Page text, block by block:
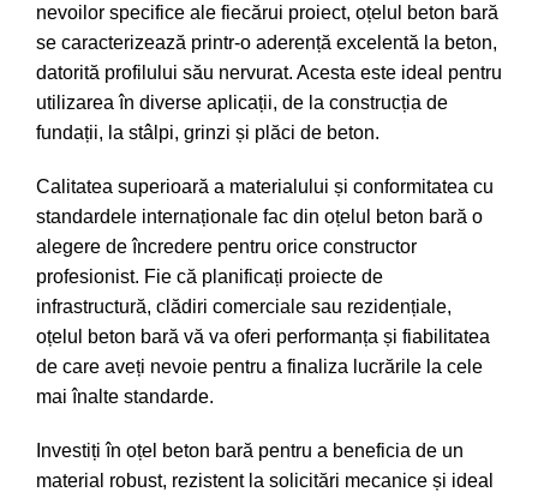
nevoilor specifice ale fiecărui proiect, oțelul beton bară
se caracterizează printr-o aderență excelentă la beton,
datorită profilului său nervurat. Acesta este ideal pentru
utilizarea în diverse aplicații, de la construcția de
fundații, la stâlpi, grinzi și plăci de beton.
Calitatea superioară a materialului și conformitatea cu
standardele internaționale fac din oțelul beton bară o
alegere de încredere pentru orice constructor
profesionist. Fie că planificați proiecte de
infrastructură, clădiri comerciale sau rezidențiale,
oțelul beton bară vă va oferi performanța și fiabilitatea
de care aveți nevoie pentru a finaliza lucrările la cele
mai înalte standarde.
Investiți în oțel beton bară pentru a beneficia de un
material robust, rezistent la solicitări mecanice și ideal